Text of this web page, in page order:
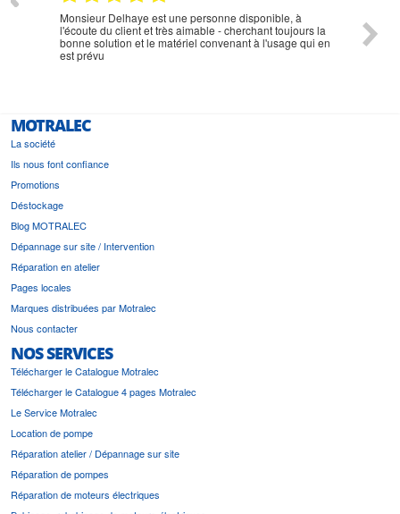
Monsieur Delhaye est une personne disponible, à
l'écoute du client et très aimable - cherchant toujours la
bonne solution et le matériel convenant à l'usage qui en
est prévu
MOTRALEC
La société
Ils nous font confiance
Promotions
Déstockage
Blog MOTRALEC
Dépannage sur site / Intervention
Réparation en atelier
Pages locales
Marques distribuées par Motralec
Nous contacter
NOS SERVICES
Télécharger le Catalogue Motralec
Télécharger le Catalogue 4 pages Motralec
Le Service Motralec
Location de pompe
Réparation atelier / Dépannage sur site
Réparation de pompes
Réparation de moteurs électriques